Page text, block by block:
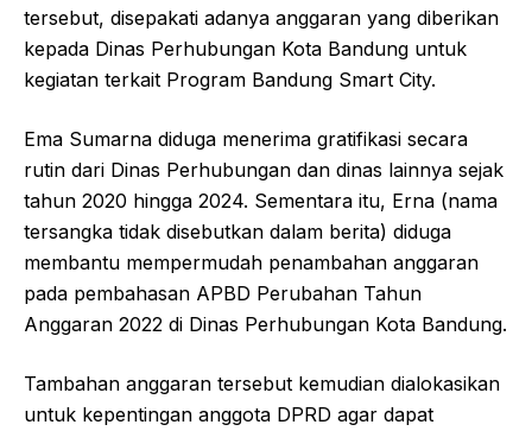
tersebut, disepakati adanya anggaran yang diberikan
kepada Dinas Perhubungan Kota Bandung untuk
kegiatan terkait Program Bandung Smart City.
Ema Sumarna diduga menerima gratifikasi secara
rutin dari Dinas Perhubungan dan dinas lainnya sejak
tahun 2020 hingga 2024. Sementara itu, Erna (nama
tersangka tidak disebutkan dalam berita) diduga
membantu mempermudah penambahan anggaran
pada pembahasan APBD Perubahan Tahun
Anggaran 2022 di Dinas Perhubungan Kota Bandung.
Tambahan anggaran tersebut kemudian dialokasikan
untuk kepentingan anggota DPRD agar dapat